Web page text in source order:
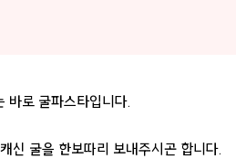
바로 굴파스타입니다.
신 굴을 한보따리 보내주시곤 합니다.